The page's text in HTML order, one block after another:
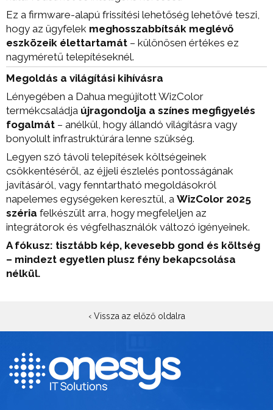
Ez a firmware-alapú frissítési lehetőség lehetővé teszi,
hogy az ügyfelek meghosszabbítsák meglévő
eszközeik élettartamát – különösen értékes ez
nagyméretű telepítéseknél.
Megoldás a világítási kihívásra
Lényegében a Dahua megújított WizColor
termékcsaládja újragondolja a színes megfigyelés
fogalmát – anélkül, hogy állandó világításra vagy
bonyolult infrastruktúrára lenne szükség.
Legyen szó távoli telepítések költségeinek
csökkentéséről, az éjjeli észlelés pontosságának
javításáról, vagy fenntartható megoldásokról
napelemes egységeken keresztül, a WizColor 2025
széria felkészült arra, hogy megfeleljen az
integrátorok és végfelhasználók változó igényeinek.
A fókusz: tisztább kép, kevesebb gond és költség
– mindezt egyetlen plusz fény bekapcsolása
nélkül.
‹ Vissza az előző oldalra